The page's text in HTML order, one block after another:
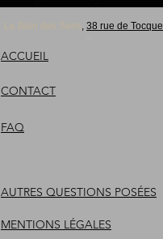
, 38 rue de
ACCUEIL
CONTACT
FAQ
AUTRES QUESTIONS POSÉES
MENTIONS LÉGALES